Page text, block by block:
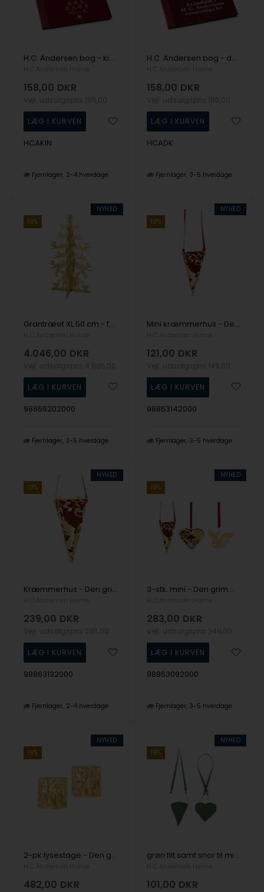
H.C. Andersen bog - kinesisk, fra H.C. Andersen Home
158,00 DKR
HCAKIN
Fjernlager 2-4 hverdage
H.C. Andersen bog - dansk, fra H.C. Andersen Home
158,00 DKR
HCADK
Fjernlager 3-5 hverdage
NYHED
19%
Grantræet XL 50 cm - forgyldt, fra H.C. Andersen Home
4.046,00 DKR
98869202000
Fjernlager 3-5 hverdage
NYHED
19%
Mini kræmmerhus - Den grimme ælling - 18k fg , fra H.C. Andersen Home
121,00 DKR
98863142000
Fjernlager 3-5 hverdage
NYHED
19%
Kræmmerhus - Den grimme ælling - 18k fg , fra H.C. Andersen Home
239,00 DKR
98863132000
Fjernlager 2-4 hverdage
NYHED
19%
3-stk. mini - Den grimme ælling - 18k fg , fra H.C. Andersen Home
283,00 DKR
98863092000
Fjernlager 3-5 hverdage
NYHED
19%
2-pk lysestage - Den grimme ælling - 18k fg , fra H.C. Andersen Home
482,00 DKR
NYHED
19%
grøn filt samt snor til miniature sæt, fra H.C. Andersen Home
101,00 DKR